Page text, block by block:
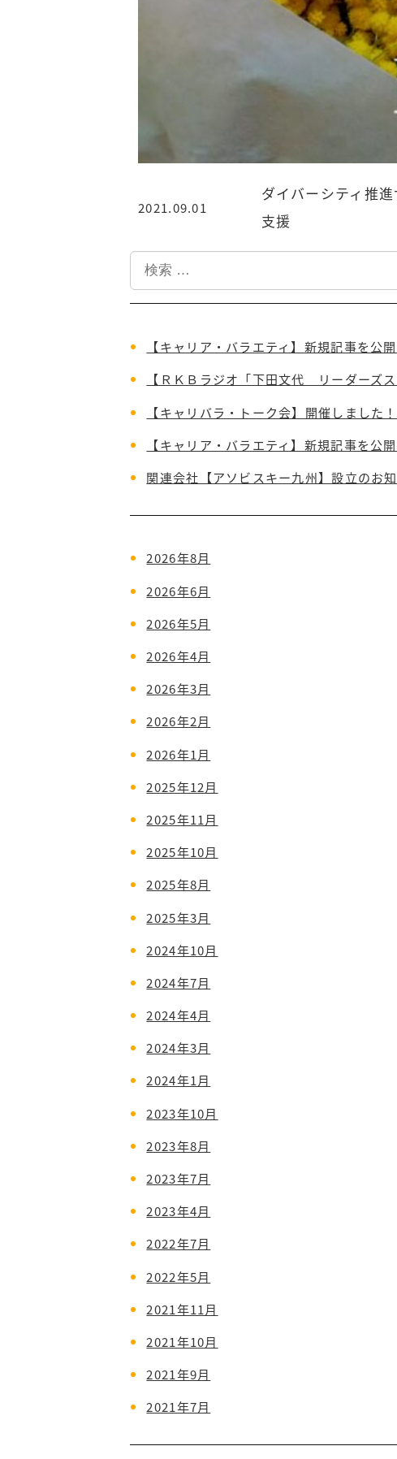
ダイバーシティ推
支援
投稿日
2021.09.01
索
【キャリア・バラエティ】新規記事を公
【ＲＫＢラジオ「下田文代 リーダーズ
【キャリバラ・トーク会】開催しました！
【キャリア・バラエティ】新規記事を公
関連会社【アソビスキー九州】設立のお
2026年8月
2026年6月
2026年5月
2026年4月
2026年3月
2026年2月
2026年1月
2025年12月
2025年11月
2025年10月
2025年8月
2025年3月
2024年10月
2024年7月
2024年4月
2024年3月
2024年1月
2023年10月
2023年8月
2023年7月
2023年4月
2022年7月
2022年5月
2021年11月
2021年10月
2021年9月
2021年7月